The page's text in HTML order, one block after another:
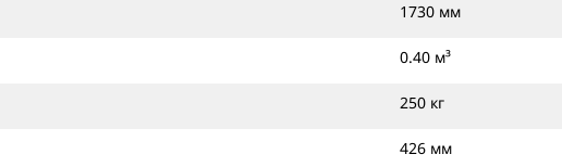
1730 мм
0.40 м³
250 кг
426 мм